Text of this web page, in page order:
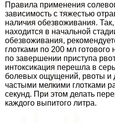
Правила применения
зависимость с тяжестью
наличия обезвоживания.
находится в начальной
обезвоживания,
глотками по 200 мл готового
по завершении приступа
интоксикация перешла в
болевых ощущений, рвоты и
частыми мелкими глотками
секунд. При этом делать
каждого выпитого литра.